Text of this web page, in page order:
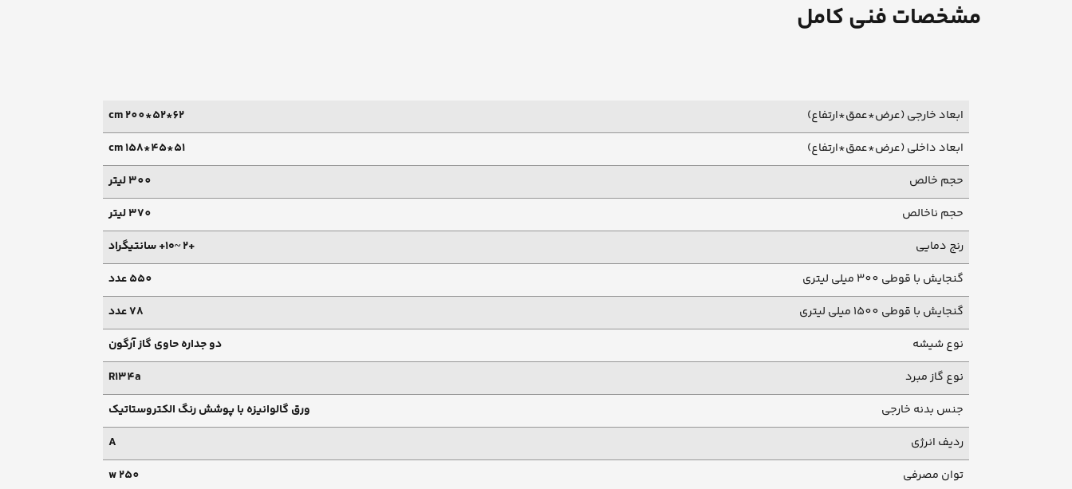
مشخصات فنی کامل
ابعاد خارجی (عرض*عمق*ارتفاع)
62*52*200 cm
ابعاد داخلی (عرض*عمق*ارتفاع)
51*45*158 cm
حجم خالص
300 لیتر
حجم ناخالص
370 لیتر
رنج دمایی
+۲ ~۱۰+ سانتیگراد
گنجایش با قوطی 300 میلی لیتری
550 عدد
گنجایش با قوطی 1500 میلی لیتری
78 عدد
نوع شیشه
دو جداره حاوی گاز آرگون
نوع گاز مبرد
R134a
جنس بدنه خارجی
ورق گالوانیزه با پوشش رنگ الکتروستاتیک
ردیف انرژی
A
توان مصرفی
250 w